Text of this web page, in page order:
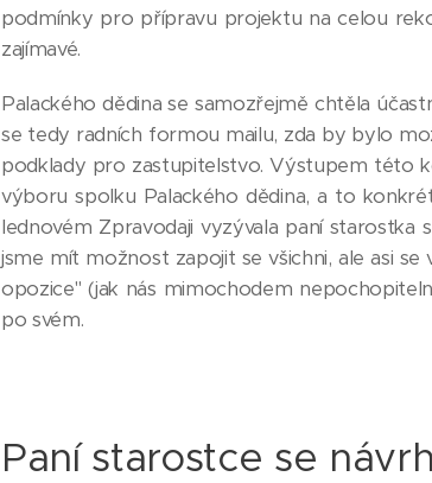
podmínky pro přípravu projektu na celou
zajímavé.
Palackého dědina se samozřejmě chtěla
se tedy radních formou mailu, zda by bylo
podklady pro zastupitelstvo. Výstupem této
výboru spolku Palackého dědina, a to
lednovém Zpravodaji vyzývala paní
jsme mít možnost zapojit se všichni, ale asi
opozice" (jak nás mimochodem
po svém.
Paní starostce se